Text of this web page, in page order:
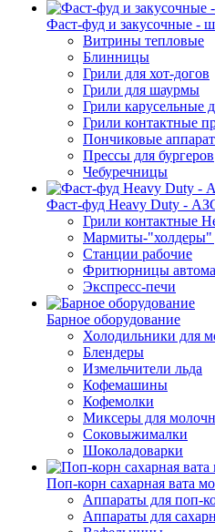
Фаст-фуд и закусочные -
Витрины тепловые
Блинницы
Грили для хот-догов
Грили для шаурмы
Грили карусельные
Грили контактные
Пончиковые
Прессы для бургеров
Чебуречницы
Фаст-фуд Heavy Duty -
Грили контактные
Мармиты-"холдеры"
Станции рабочие
Фритюрницы
Экспресс-печи
Барное оборудование
Холодильники для
Блендеры
Измельчители льда
Кофемашины
Кофемолки
Миксеры для
Соковыжималки
Шоколадоварки
Поп-корн сахарная вата
Аппараты для поп-
Аппараты для